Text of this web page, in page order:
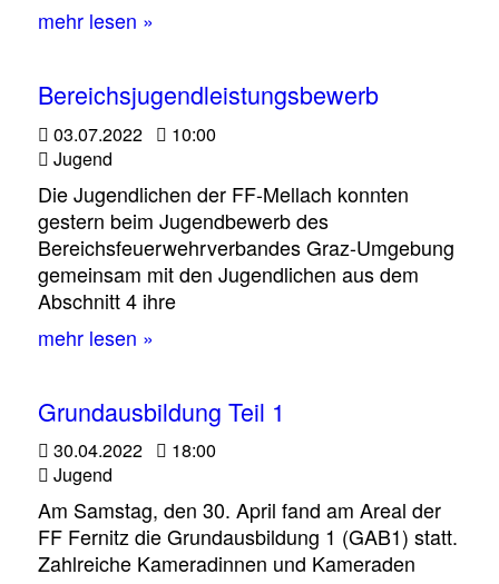
mehr lesen »
Bereichsjugendleistungsbewerb
03.07.2022
10:00
Jugend
Die Jugendlichen der FF-Mellach konnten
gestern beim Jugendbewerb des
Bereichsfeuerwehrverbandes Graz-Umgebung
gemeinsam mit den Jugendlichen aus dem
Abschnitt 4 ihre
mehr lesen »
Grundausbildung Teil 1
30.04.2022
18:00
Jugend
Am Samstag, den 30. April fand am Areal der
FF Fernitz die Grundausbildung 1 (GAB1) statt.
Zahlreiche Kameradinnen und Kameraden